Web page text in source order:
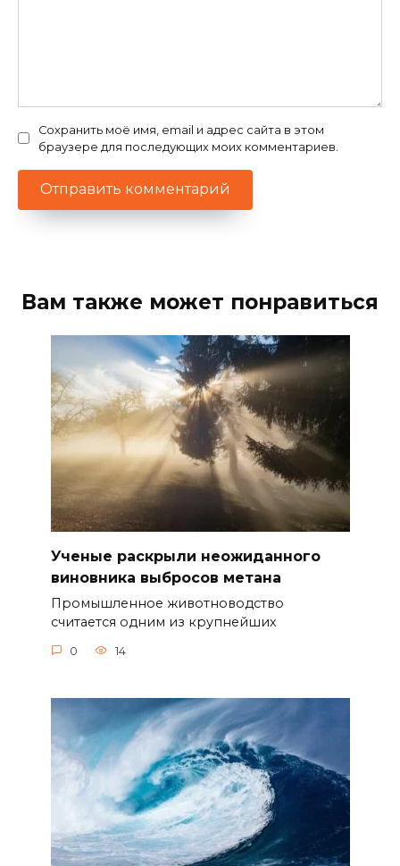
Сохранить моё имя, email и адрес сайта в этом
браузере для последующих моих комментариев.
Вам также может понравиться
Ученые раскрыли неожиданного
виновника выбросов метана
Промышленное животноводство
считается одним из крупнейших
0 14